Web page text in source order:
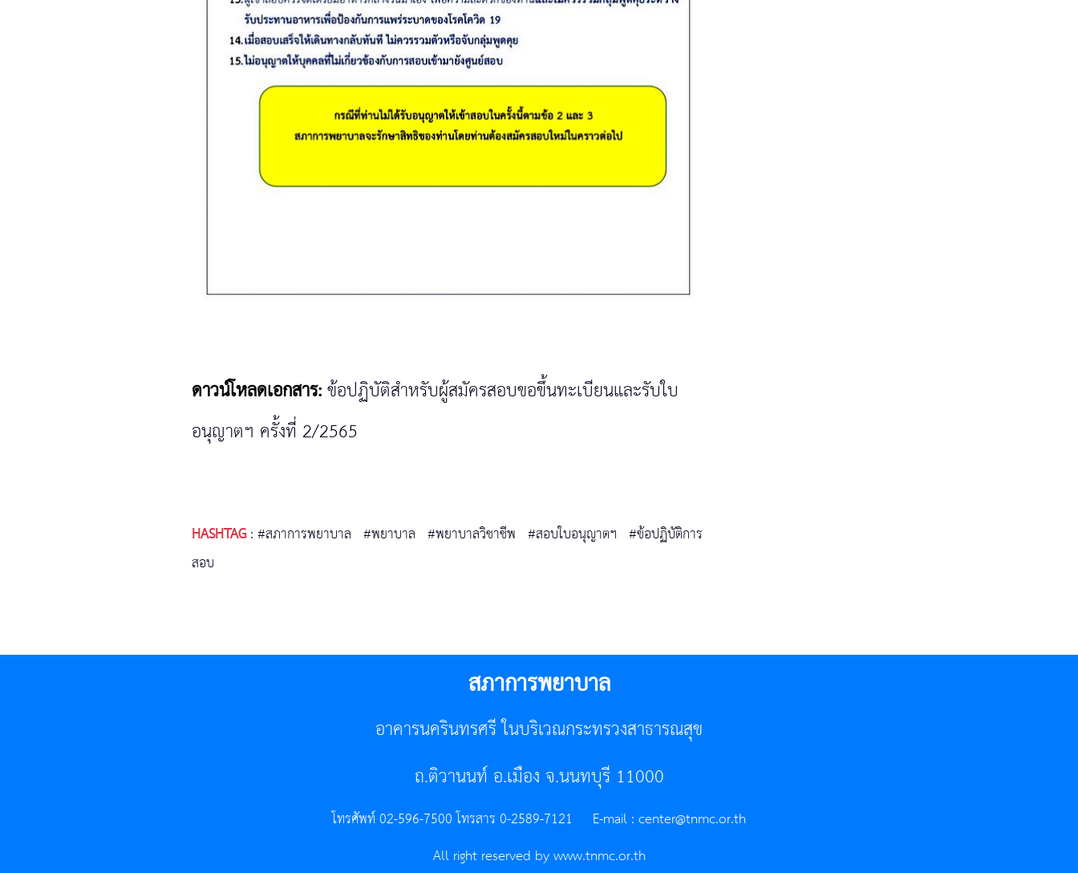
ดาวน์โหลดเอกสาร:ข้อปฏิบัติสำหรับผู้สมัครสอบขอขึ้นทะเบียนและรับใบ
อนุญาตฯ ครั้งที่ 2/2565
HASHTAG:#สภาการพยาบาล #พยาบาล #พยาบาลวิชาชีพ #สอบใบอนุญาตฯ #ข้อปฏิบัติการ
สอบ
สภาการพยาบาล
อาคารนครินทรศรี ในบริเวณกระทรวงสาธารณสุข
ถ.ติวานนท์ อ.เมือง จ.นนทบุรี 11000
โทรศัพท์ 02-596-7500 โทรสาร 0-2589-7121 E-mail :center@tnmc.or.th
All right reserved by www.tnmc.or.th